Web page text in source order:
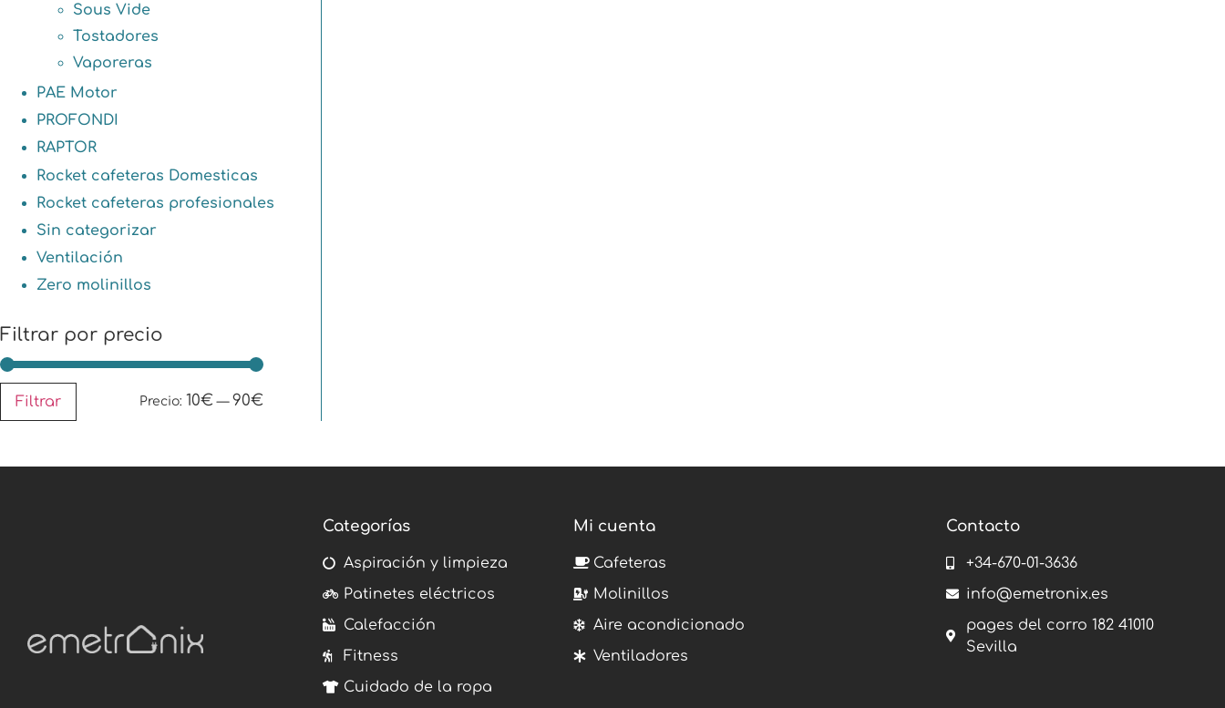
Sous Vide
Tostadores
Vaporeras
PAE Motor
PROFONDI
RAPTOR
Rocket cafeteras Domesticas
Rocket cafeteras profesionales
Sin categorizar
Ventilación
Zero molinillos
Filtrar por precio
Filtrar Precio: 10€ — 90€
Categorías
Aspiración y limpieza
Patinetes eléctricos
Calefacción
Fitness
Cuidado de la ropa
Mi cuenta
Cafeteras
Molinillos
Aire acondicionado
Ventiladores
Contacto
+34-670-01-3636
info@emetronix.es
pages del corro 182 41010
Sevilla